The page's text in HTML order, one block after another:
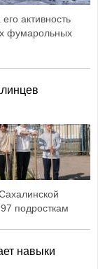
активность
фумарольных
подросткам
навыки